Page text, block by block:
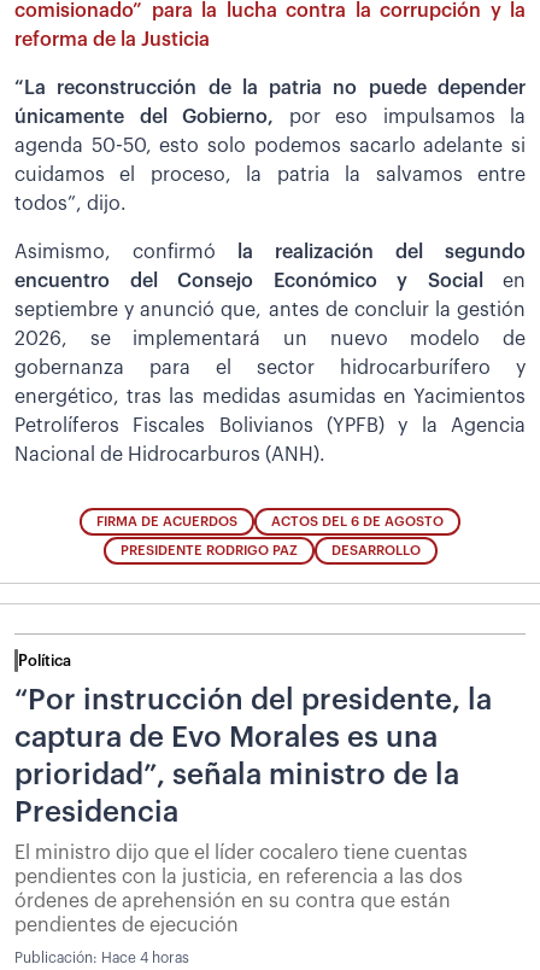
comisionado” para la lucha contra la corrupción y la
reforma de la Justicia
“La reconstrucción de la patria no puede depender
únicamente del Gobierno, por eso impulsamos la
agenda 50-50, esto solo podemos sacarlo adelante si
cuidamos el proceso, la patria la salvamos entre
todos”, dijo.
Asimismo, confirmó la realización del segundo
encuentro del Consejo Económico y Social en
septiembre y anunció que, antes de concluir la gestión
2026, se implementará un nuevo modelo de
gobernanza para el sector hidrocarburífero y
energético, tras las medidas asumidas en Yacimientos
Petrolíferos Fiscales Bolivianos (YPFB) y la Agencia
Nacional de Hidrocarburos (ANH).
FIRMA DE ACUERDOS ACTOS DEL 6 DE AGOSTO
PRESIDENTE RODRIGO PAZ DESARROLLO
Política
“Por instrucción del presidente, la
captura de Evo Morales es una
prioridad”, señala ministro de la
Presidencia
El ministro dijo que el líder cocalero tiene cuentas
pendientes con la justicia, en referencia a las dos
órdenes de aprehensión en su contra que están
pendientes de ejecución
Publicación: Hace 4 horas